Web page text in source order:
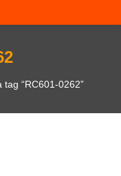
“RC601-0262”